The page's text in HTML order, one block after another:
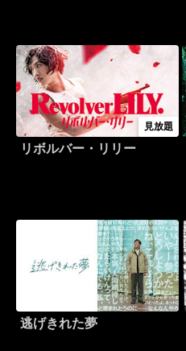
見放題
リボルバー・リリー
逃げきれた夢